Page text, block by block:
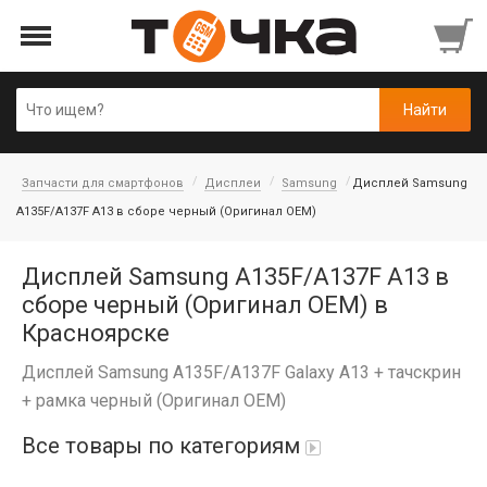
Запчасти для смартфонов Дисплеи Samsung
Дисплей Samsung
A135F/A137F A13 в сборе черный (Оригинал OEM)
Дисплей Samsung A135F/A137F A13 в
сборе черный (Оригинал OEM) в
Красноярске
Дисплей Samsung A135F/A137F Galaxy A13 + тачскрин
+ рамка черный (Оригинал OEM)
Все товары по категориям